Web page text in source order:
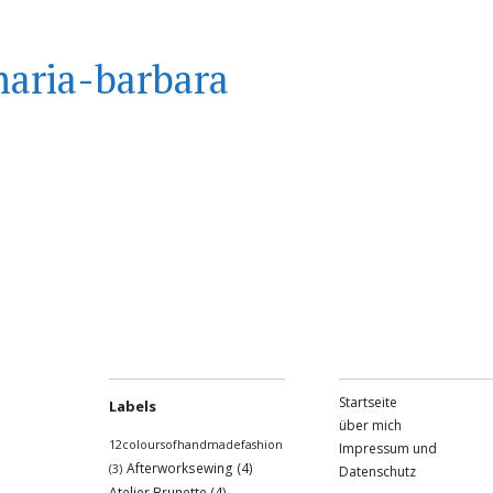
barbara
Startseite
über mich
Impressum und
Datenschutz
Labels
12coloursofhandmadefashion
(3) Afterworksewing (4)